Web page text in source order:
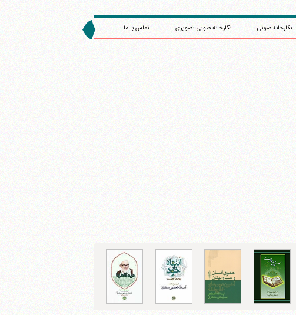
نگارخانه صوتی نگارخانه صوتی تصویری تماس با ما